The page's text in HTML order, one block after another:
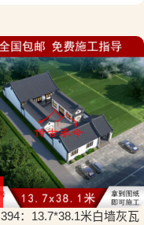
：13.7*38.1米白墙灰瓦